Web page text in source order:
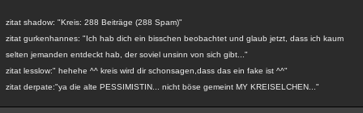
zitat shadow: "Kreis: 288 Beiträge (288 Spam)"
zitat gurkenhannes: "Ich hab dich ein bisschen beobachtet und glaub jetzt, dass ich kaum
selten jemanden entdeckt hab, der soviel unsinn von sich gibt..."
zitat lesslow:" hehehe ^^ kreis wird dir schonsagen,dass das ein fake ist ^^"
zitat derpate:"ya die alte PESSIMISTIN... nicht böse gemeint MY KREISELCHEN..."